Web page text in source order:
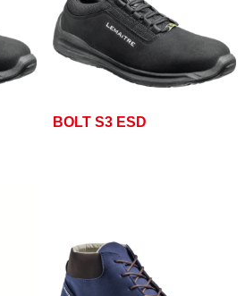
BOLT S3 ESD